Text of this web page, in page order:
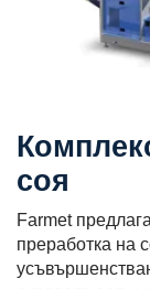
соя
Farmet
преработка на